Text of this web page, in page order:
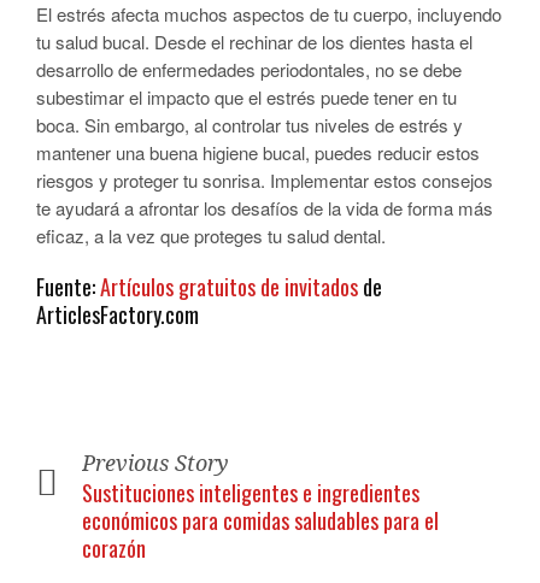
El estrés afecta muchos aspectos de tu cuerpo, incluyendo
tu salud bucal. Desde el rechinar de los dientes hasta el
desarrollo de enfermedades periodontales, no se debe
subestimar el impacto que el estrés puede tener en tu
boca. Sin embargo, al controlar tus niveles de estrés y
mantener una buena higiene bucal, puedes reducir estos
riesgos y proteger tu sonrisa. Implementar estos consejos
te ayudará a afrontar los desafíos de la vida de forma más
eficaz, a la vez que proteges tu salud dental.
Fuente:Artículos gratuitos de invitadosde
ArticlesFactory.com
Previous Story
Sustituciones inteligentes e ingredientes
económicos para comidas saludables para el
corazón